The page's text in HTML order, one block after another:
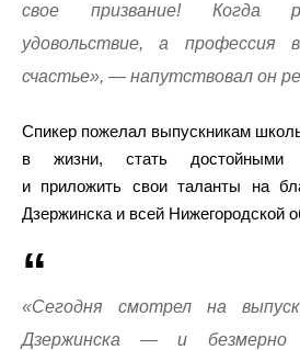
свое призвание! Когда
удовольствие, а
счастье», — напутствовал он
Спикер пожелал выпускникам
в жизни, стать достойными
и приложить свои таланты на
Дзержинска и всей Нижегородской
«Сегодня смотрел на
Дзержинска — и безмерно